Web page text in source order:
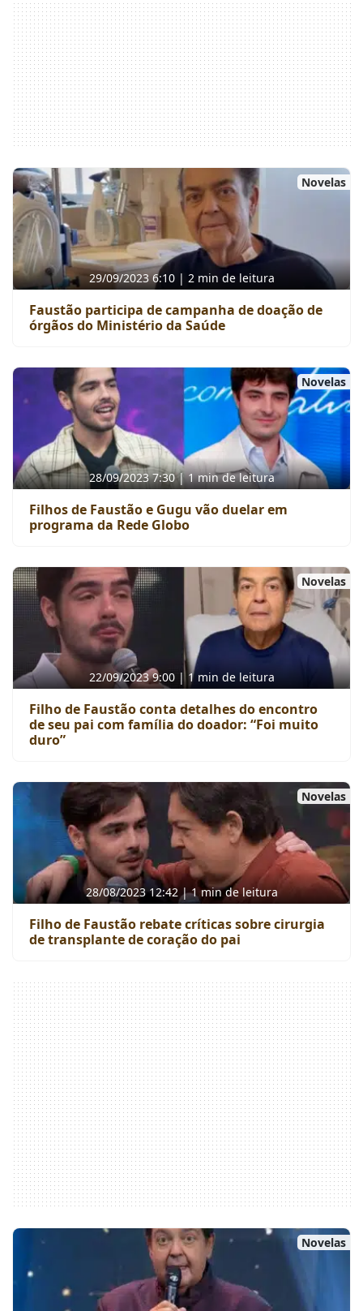
Novelas
29/09/2023 6:10 | 2 min de leitura
Faustão participa de campanha de doação de
órgãos do Ministério da Saúde
Novelas
28/09/2023 7:30 | 1 min de leitura
Filhos de Faustão e Gugu vão duelar em
programa da Rede Globo
Novelas
22/09/2023 9:00 | 1 min de leitura
Filho de Faustão conta detalhes do encontro
de seu pai com família do doador: “Foi muito
duro”
Novelas
28/08/2023 12:42 | 1 min de leitura
Filho de Faustão rebate críticas sobre cirurgia
de transplante de coração do pai
Novelas